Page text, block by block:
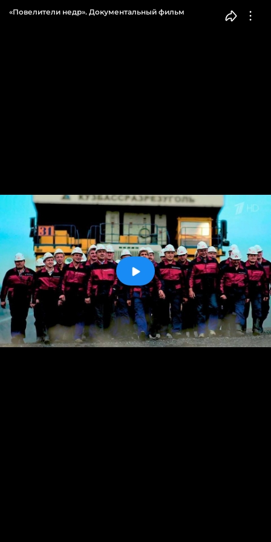
«Повелители недр». Документальный фильм